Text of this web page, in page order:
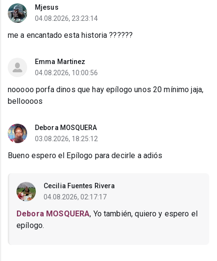
Mjesus
04.08.2026, 23:23:14
me a encantado esta historia ??????
Emma Martinez
04.08.2026, 10:00:56
nooooo porfa dinos que hay epílogo unos 20 mínimo jaja,
belloooos
Debora MOSQUERA
03.08.2026, 18:25:12
Bueno espero el Epílogo para decirle a adiós
Cecilia Fuentes Rivera
04.08.2026, 02:17:17
Debora MOSQUERA, Yo también, quiero y espero el
epílogo.